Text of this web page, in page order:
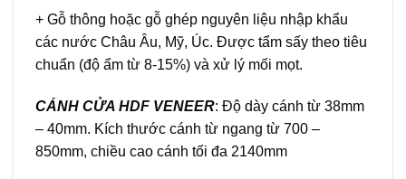
+ Gỗ thông hoặc gỗ ghép nguyên liệu nhập khẩu
các nước Châu Âu, Mỹ, Úc. Được tẩm sấy theo tiêu
chuẩn (độ ẩm từ 8-15%) và xử lý mối mọt.
CÁNH CỬA HDF VENEER: Độ dày cánh từ 38mm
– 40mm. Kích thước cánh từ ngang từ 700 –
850mm, chiều cao cánh tối đa 2140mm